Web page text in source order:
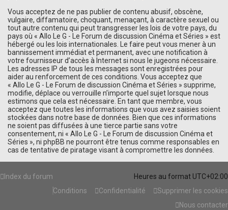
Vous acceptez de ne pas publier de contenu abusif, obscène,
vulgaire, diffamatoire, choquant, menaçant, à caractère sexuel ou
tout autre contenu qui peut transgresser les lois de votre pays, du
pays où « Allo Le G - Le Forum de discussion Cinéma et Séries » est
hébergé ou les lois internationales. Le faire peut vous mener à un
bannissement immédiat et permanent, avec une notification à
votre fournisseur d’accès à Internet si nous le jugeons nécessaire.
Les adresses IP de tous les messages sont enregistrées pour
aider au renforcement de ces conditions. Vous acceptez que
« Allo Le G - Le Forum de discussion Cinéma et Séries » supprime,
modifie, déplace ou verrouille n’importe quel sujet lorsque nous
estimons que cela est nécessaire. En tant que membre, vous
acceptez que toutes les informations que vous avez saisies soient
stockées dans notre base de données. Bien que ces informations
ne soient pas diffusées à une tierce partie sans votre
consentement, ni « Allo Le G - Le Forum de discussion Cinéma et
Séries », ni phpBB ne pourront être tenus comme responsables en
cas de tentative de piratage visant à compromettre les données.
Index du forum Heures au format UTC+02:00
Supprimer les cookies
Confidentialité
Conditions
Nous contacter